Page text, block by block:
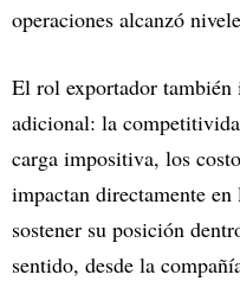
operaciones alcanzó
El rol exportador
adicional: la
carga impositiva, los
impactan directamente
sostener su posición
sentido, desde la